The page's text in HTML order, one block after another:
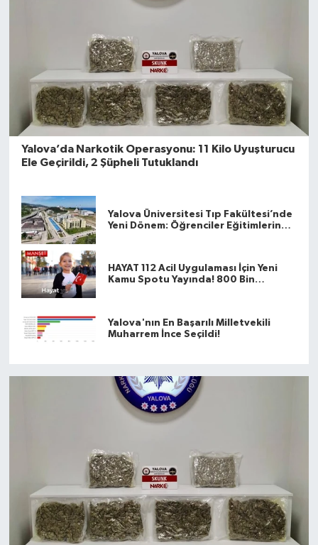
Yalova’da Narkotik Operasyonu: 11 Kilo Uyuşturucu
Ele Geçirildi, 2 Şüpheli Tutuklandı
Yalova Üniversitesi Tıp Fakültesi’nde
Yeni Dönem: Öğrenciler Eğitimlerine
HAYAT 112 Acil Uygulaması İçin Yeni
Kamu Spotu Yayında! 800 Bin
Yalova'nın En Başarılı Milletvekili
Muharrem İnce Seçildi!